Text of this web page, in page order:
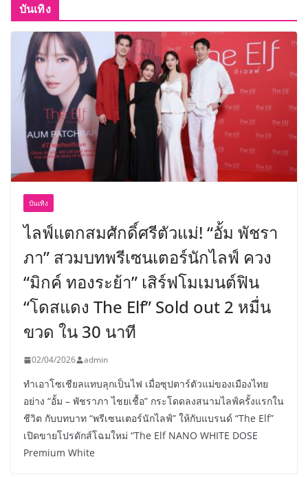
บันเทิง
บันเทิง
ไลฟ์แตกสมศักดิ์ศรีตัวแม่! “อั้ม พัชรา
ภา” สวมบทพรีเซนเตอร์นักไลฟ์ ควง
“มิกค์ ทองระย้า” เสิร์ฟโมเมนต์ฟิน
“โดสแดง The Elf” Sold out 2 หมื่น
ขวด ใน 30 นาที
02/04/2026 admin
ทำเอาโซเชียลแทบลุกเป็นไฟ เมื่อซุปตาร์ตัวแม่ของเมืองไทย
อย่าง “อั้ม – พัชราภา ไชยเชื้อ” กระโดดลงสนามไลฟ์ครั้งแรกใน
ชีวิต กับบทบาท “พรีเซนเตอร์นักไลฟ์” ให้กับแบรนด์ “The Elf”
เปิดขายโปรดักส์โฉมใหม่ “The Elf NANO WHITE DOSE
Premium White